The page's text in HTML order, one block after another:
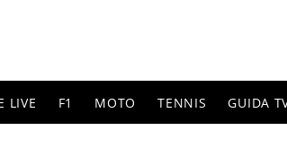
LIVE F1 MOTO TENNIS GUIDA